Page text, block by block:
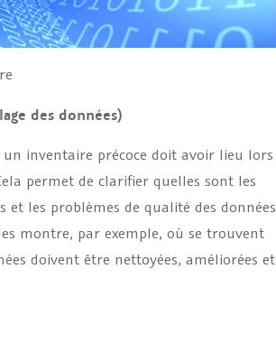
des données)
inventaire précoce doit avoir lieu lors
permet de clarifier quelles sont les
et les problèmes de qualité des données
montre, par exemple, où se trouvent
doivent être nettoyées, améliorées et